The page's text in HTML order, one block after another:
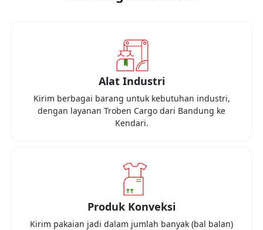
Alat Industri
Kirim berbagai barang untuk kebutuhan industri,
dengan layanan Troben Cargo dari Bandung ke
Kendari.
Produk Konveksi
Kirim pakaian jadi dalam jumlah banyak (bal balan)